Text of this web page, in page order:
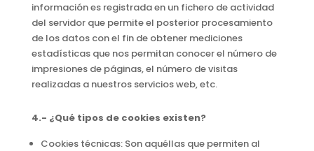
información es registrada en un fichero de actividad
del servidor que permite el posterior procesamiento
de los datos con el fin de obtener mediciones
estadísticas que nos permitan conocer el número de
impresiones de páginas, el número de visitas
realizadas a nuestros servicios web, etc.
4.- ¿Qué tipos de cookies existen?
Cookies técnicas: Son aquéllas que permiten al